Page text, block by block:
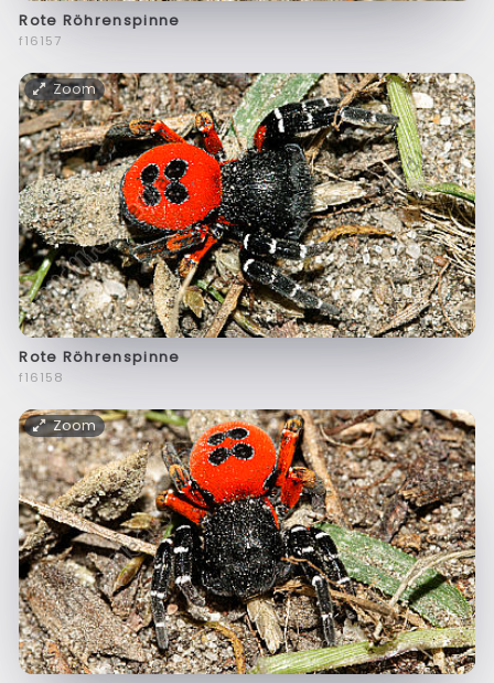
Rote Röhrenspinne
f16157
Zoom
Rote Röhrenspinne
f16158
Zoom